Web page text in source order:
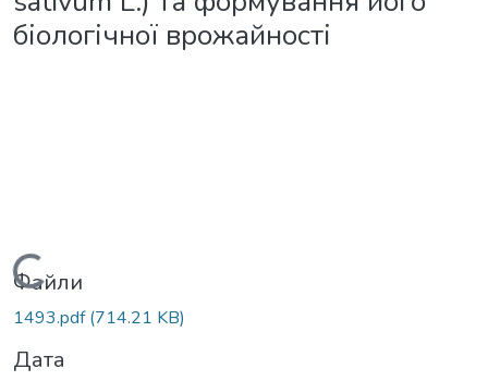
біологічної врожайності
Вантажиться...
Файли
1493.pdf(714.21 KB)
Дата